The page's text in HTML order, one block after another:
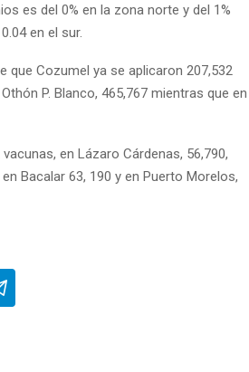
es del 0% en la zona norte y del 1%
en el sur.
que Cozumel ya se aplicaron 207,532
P. Blanco, 465,767 mientras que en
en Lázaro Cárdenas, 56,790,
Bacalar 63, 190 y en Puerto Morelos,